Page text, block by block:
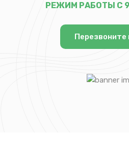
РЕЖИМ РАБОТЫ С
Перезвоните